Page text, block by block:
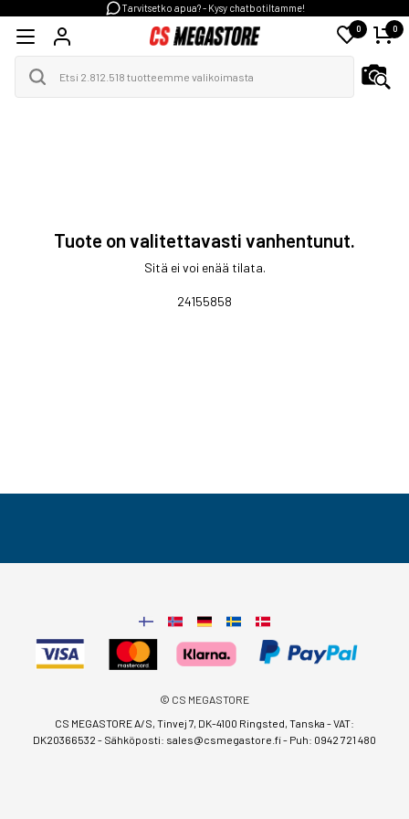
Tarvitsetko apua? - Kysy chatbotiltamme!
0 0
Tuote on valitettavasti vanhentunut.
Sitä ei voi enää tilata.
24155858
© CS MEGASTORE
CS MEGASTORE A/S, Tinvej 7, DK-4100 Ringsted, Tanska - VAT:
DK20366532 - Sähköposti: sales@csmegastore.fi- Puh: 0942 721 480